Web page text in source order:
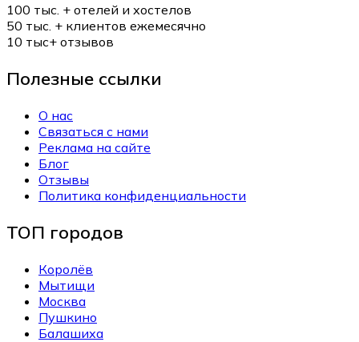
100 тыс. + отелей и хостелов
50 тыс. + клиентов ежемесячно
10 тыс+ отзывов
Полезные ссылки
О нас
Связаться с нами
Реклама на сайте
Блог
Отзывы
Политика конфиденциальности
ТОП городов
Королёв
Мытищи
Москва
Пушкино
Балашиха